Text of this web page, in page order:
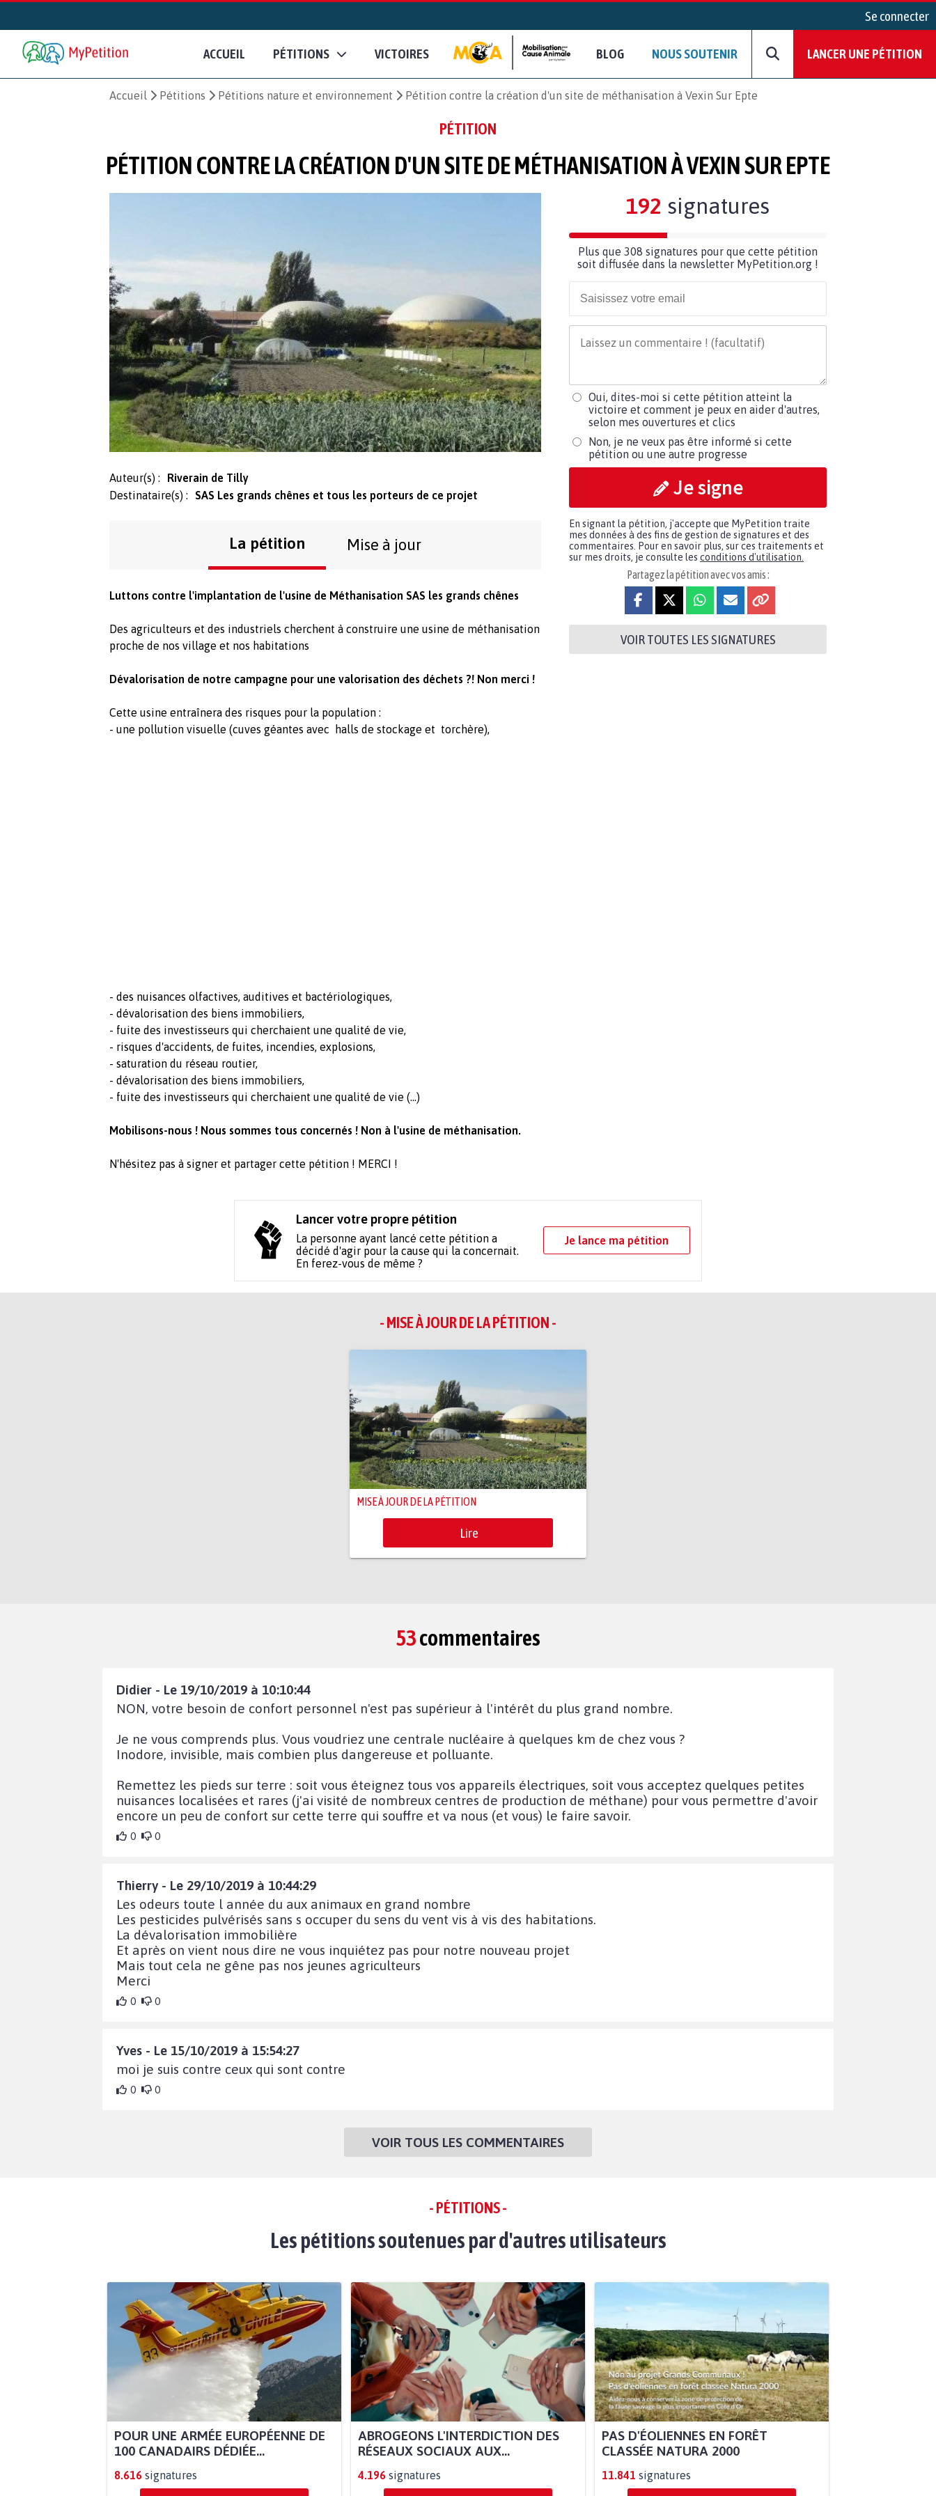
Se connecter
ACCUEIL PÉTITIONS VICTOIRES BLOG NOUS SOUTENIR LANCER UNE PÉTITION
Accueil Pétitions Pétitions nature et environnement Pétition contre la création d'un site de méthanisation à Vexin Sur Epte
PÉTITION
PÉTITION CONTRE LA CRÉATION D'UN SITE DE MÉTHANISATION À VEXIN SUR EPTE
Auteur(s) :
Riverain de Tilly
Destinataire(s) :
SAS Les grands chênes et tous les porteurs de ce projet
La pétition Mise à jour
Luttons contre l'implantation de l'usine de Méthanisation SAS les grands chênes
Des agriculteurs et des industriels cherchent à construire une usine de méthanisation
proche de nos village et nos habitations
Dévalorisation de notre campagne pour une valorisation des déchets ?! Non merci !
Cette usine entraînera des risques pour la population :
- une pollution visuelle (cuves géantes avec halls de stockage et torchère),
- des nuisances olfactives, auditives et bactériologiques,
- dévalorisation des biens immobiliers,
- fuite des investisseurs qui cherchaient une qualité de vie,
- risques d'accidents, de fuites, incendies, explosions,
- saturation du réseau routier,
- dévalorisation des biens immobiliers,
- fuite des investisseurs qui cherchaient une qualité de vie (...)
Mobilisons-nous ! Nous sommes tous concernés ! Non à l'usine de méthanisation.
N'hésitez pas à signer et partager cette pétition ! MERCI !
192 signatures
Plus que 308 signatures pour que cette pétition
soit diffusée dans la newsletter MyPetition.org !
Oui, dites-moi si cette pétition atteint la
victoire et comment je peux en aider d'autres,
selon mes ouvertures et clics
Non, je ne veux pas être informé si cette
pétition ou une autre progresse
Je signe
En signant la pétition, j'accepte que MyPetition traite
mes données à des fins de gestion de signatures et des
commentaires. Pour en savoir plus, sur ces traitements et
sur mes droits, je consulte les conditions d'utilisation.
Partagez la pétition avec vos amis :
VOIR TOUTES LES SIGNATURES
Lancer votre propre pétition
La personne ayant lancé cette pétition a
décidé d'agir pour la cause qui la concernait.
En ferez-vous de même ?
Je lance ma pétition
- MISE À JOUR DE LA PÉTITION -
MISE À JOUR DE LA PÉTITION
Lire
53commentaires
Didier - Le 19/10/2019 à 10:10:44
NON, votre besoin de confort personnel n'est pas supérieur à l'intérêt du plus grand nombre.
Je ne vous comprends plus. Vous voudriez une centrale nucléaire à quelques km de chez vous ?
Inodore, invisible, mais combien plus dangereuse et polluante.
Remettez les pieds sur terre : soit vous éteignez tous vos appareils électriques, soit vous acceptez quelques petites
nuisances localisées et rares (j'ai visité de nombreux centres de production de méthane) pour vous permettre d'avoir
encore un peu de confort sur cette terre qui souffre et va nous (et vous) le faire savoir.
0 0
Thierry - Le 29/10/2019 à 10:44:29
Les odeurs toute l année du aux animaux en grand nombre
Les pesticides pulvérisés sans s occuper du sens du vent vis à vis des habitations.
La dévalorisation immobilière
Et après on vient nous dire ne vous inquiétez pas pour notre nouveau projet
Mais tout cela ne gêne pas nos jeunes agriculteurs
Merci
0 0
Yves - Le 15/10/2019 à 15:54:27
moi je suis contre ceux qui sont contre
0 0
VOIR TOUS LES COMMENTAIRES
- PÉTITIONS -
Les pétitions soutenues par d'autres utilisateurs
POUR UNE ARMÉE EUROPÉENNE DE
100 CANADAIRS DÉDIÉE...
8.616 signatures
ABROGEONS L'INTERDICTION DES
RÉSEAUX SOCIAUX AUX...
4.196 signatures
PAS D'ÉOLIENNES EN FORÊT
CLASSÉE NATURA 2000
11.841 signatures